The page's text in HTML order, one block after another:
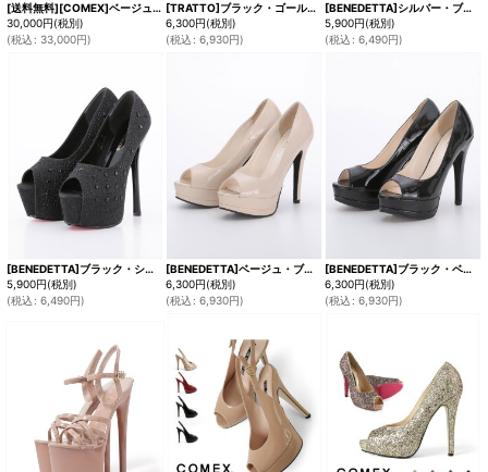
[送料無料][COMEX]ベージュ・シルバー・ブラック×レッド・ピンクベージュエナメル・ブラックエナメル・オープントゥ・厚底・プラットフォーム・14cmヒール・ハイヒール・パンプス[大きいサイズあり]
30,000円(税別)
(税込 : 33,000円)
[TRATTO]ブラック・ゴールド・シルバー・ラメ・厚底・オープントゥ・ハイヒール・パンプス[即日発送]
6,300円(税別)
(税込 : 6,930円)
[BENEDETTA]シルバー・ブラック・オープントゥ・ビジュー・ラメ・ハイヒール・パンプス[即日発送]
5,900円(税別)
(税込 : 6,490円)
[BENEDETTA]ブラック・シルバー・オープントゥ・ビジュー・ラメ・ハイヒール・パンプス[即日発送]
5,900円(税別)
(税込 : 6,490円)
[BENEDETTA]ベージュ・ブラック・オープントゥ・エナメル・プラットフォーム・前厚・12.5cmヒール・ハイヒール・パンプス[即日発送]
6,300円(税別)
(税込 : 6,930円)
[BENEDETTA]ブラック・ベージュ・オープントゥ・エナメル・プラットフォーム・前厚・12.5cmヒール・ハイヒール・パンプス[即日発送]
6,300円(税別)
(税込 : 6,930円)